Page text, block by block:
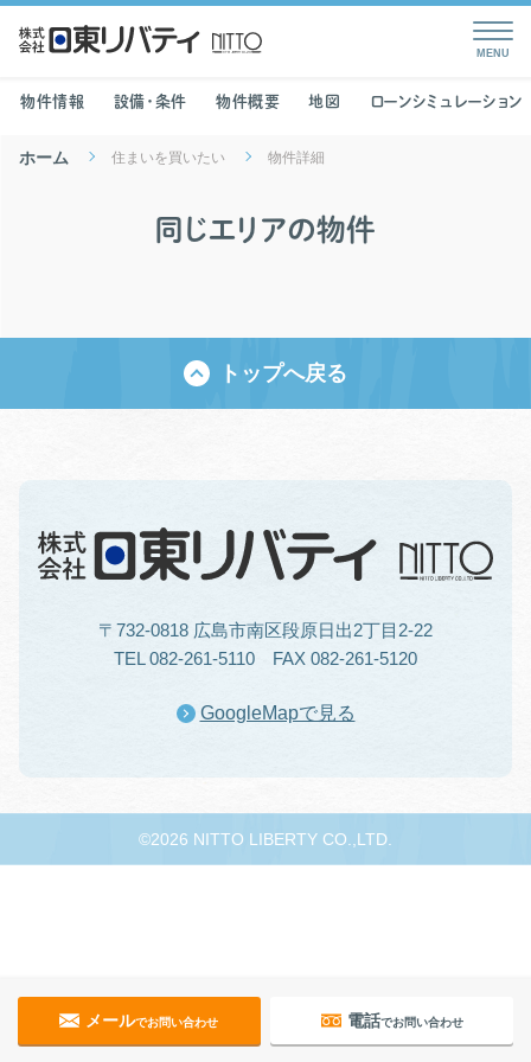
物件情報 設備・条件 物件概要 地図 ローンシミュレーション
ホーム 住まいを買いたい 物件詳細
同じエリアの物件
メールでお問い合わせ 電話でお問い合わせ
トップへ戻る
〒732-0818 広島市南区段原日出2丁目2-22
TEL 082-261-5110 FAX 082-261-5120
GoogleMapで見る
©2026 NITTO LIBERTY CO.,LTD.